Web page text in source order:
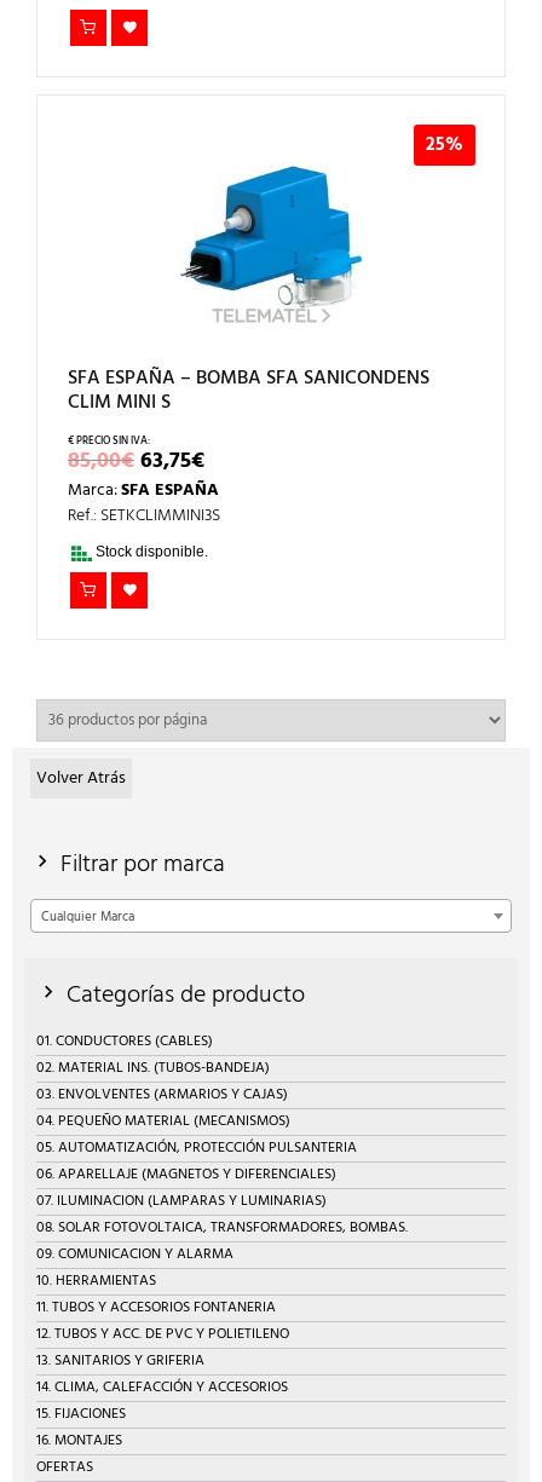
25%
SFA ESPAÑA – BOMBA SFA SANICONDENS
CLIM MINI S
85,00€EL
PRECIO
ORIGINAL
ERA:
85,00€.
63,75€EL
PRECIO
ACTUAL
ES:
Marca:SFA ESPAÑA
Ref.: SETKCLIMMINI3S
Stock disponible.
Volver Atrás
Filtrar por marca
Cualquier Marca
Categorías de producto
01. CONDUCTORES (CABLES)
02. MATERIAL INS. (TUBOS-BANDEJA)
03. ENVOLVENTES (ARMARIOS Y CAJAS)
04. PEQUEÑO MATERIAL (MECANISMOS)
05. AUTOMATIZACIÓN, PROTECCIÓN PULSANTERIA
06. APARELLAJE (MAGNETOS Y DIFERENCIALES)
07. ILUMINACION (LAMPARAS Y LUMINARIAS)
08. SOLAR FOTOVOLTAICA, TRANSFORMADORES, BOMBAS.
09. COMUNICACION Y ALARMA
10. HERRAMIENTAS
11. TUBOS Y ACCESORIOS FONTANERIA
12. TUBOS Y ACC. DE PVC Y POLIETILENO
13. SANITARIOS Y GRIFERIA
14. CLIMA, CALEFACCIÓN Y ACCESORIOS
15. FIJACIONES
16. MONTAJES
OFERTAS